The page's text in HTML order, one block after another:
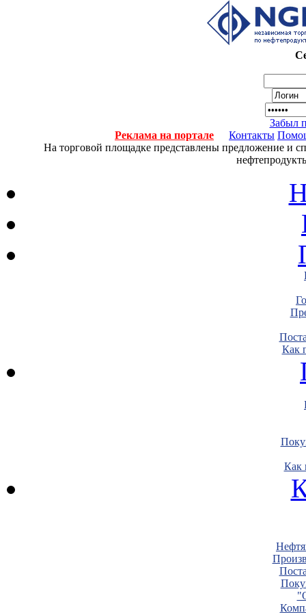
Забыл
Реклама на портале
Контакты
На торговой площадке представлены предложение и
Как
Как